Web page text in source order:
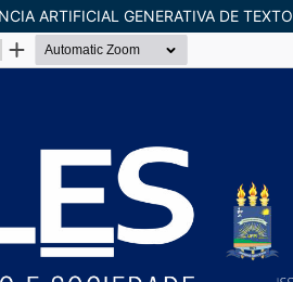
ARTIFICIAL GENERATIVA DE TEXTO